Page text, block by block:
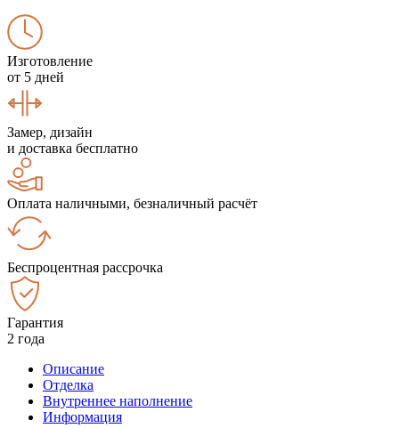
Изготовление
от 5 дней
Замер, дизайн
и доставка бесплатно
Оплата наличными, безналичный расчёт
Беспроцентная рассрочка
Гарантия
2 года
Описание
Отделка
Внутреннее наполнение
Информация